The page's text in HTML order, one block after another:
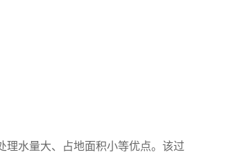
水量大、占地面积小等优点。该过